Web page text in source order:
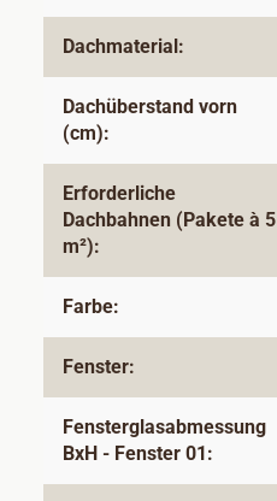
Dachmaterial:
Dachüberstand vorn
(cm):
Erforderliche
Dachbahnen (Pakete à 5
m²):
Farbe:
Fenster:
Fensterglasabmessung
BxH - Fenster 01: